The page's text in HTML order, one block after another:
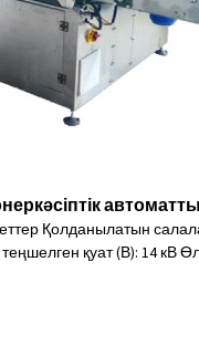
Қолданылатын
қуат (В): 14 кВ